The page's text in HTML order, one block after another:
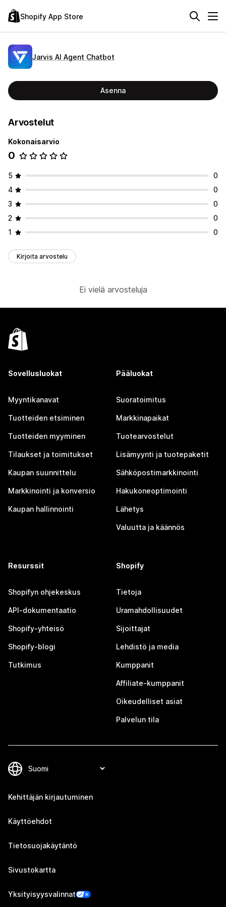
Shopify App Store
Jarvis AI Agent Chatbot
Asenna
Arvostelut
Kokonaisarvio
0
5
0
4
0
3
0
2
0
1
0
Kirjoita arvostelu
Ei vielä arvosteluja
Sovellusluokat
Myyntikanavat
Tuotteiden etsiminen
Tuotteiden myyminen
Tilaukset ja toimitukset
Kaupan suunnittelu
Markkinointi ja konversio
Kaupan hallinnointi
Pääluokat
Suoratoimitus
Markkinapaikat
Tuotearvostelut
Lisämyynti ja tuotepaketit
Sähköpostimarkkinointi
Hakukoneoptimointi
Lähetys
Valuutta ja käännös
Resurssit
Shopifyn ohjekeskus
API-dokumentaatio
Shopify-yhteisö
Shopify-blogi
Tutkimus
Shopify
Tietoja
Uramahdollisuudet
Sijoittajat
Lehdistö ja media
Kumppanit
Affiliate-kumppanit
Oikeudelliset asiat
Palvelun tila
Kehittäjän kirjautuminen
Käyttöehdot
Tietosuojakäytäntö
Sivustokartta
Yksityisyysvalinnat